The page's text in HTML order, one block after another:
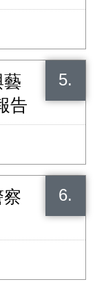
5.
告
6.